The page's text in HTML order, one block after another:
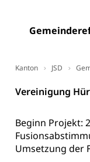
Kanton JSD
Vereinigung
Beginn Projekt:
Umsetzung der
Stipendien
Finanzielle
Universität
Hochschule
Kindergarten,